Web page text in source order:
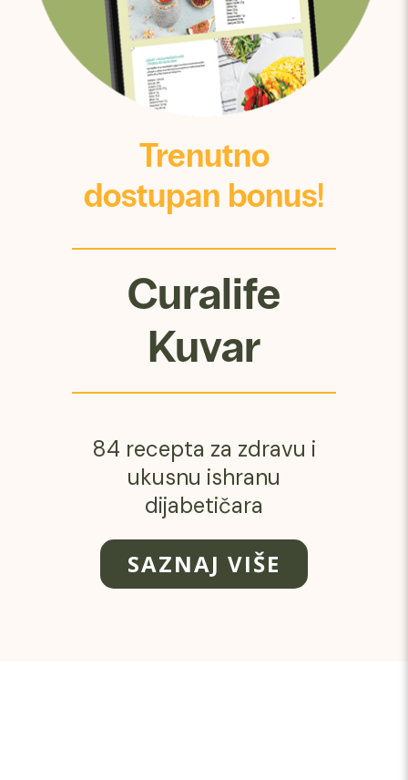
Trenutno
dostupan bonus!
Curalife
Kuvar
84 recepta za zdravu i
ukusnu ishranu
dijabetičara
SAZNAJ VIŠE